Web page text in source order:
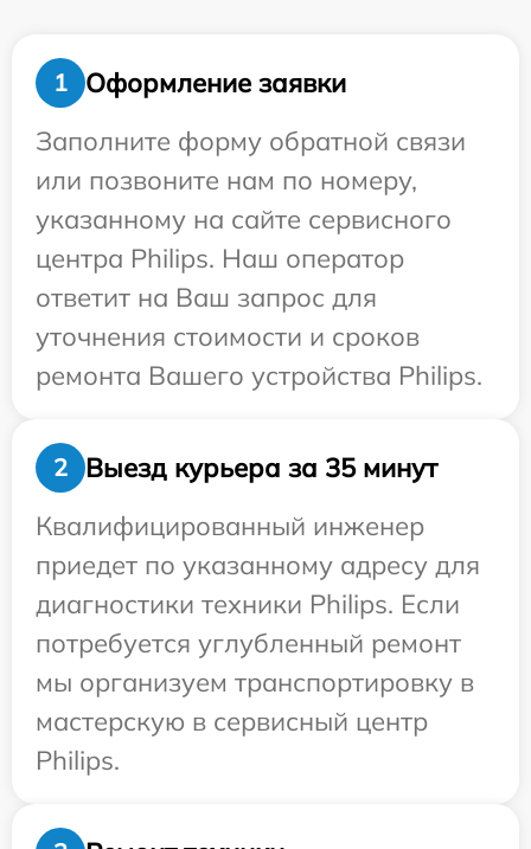
1
Оформление заявки
Заполните форму обратной связи
или позвоните нам по номеру,
указанному на сайте сервисного
центра Philips. Наш оператор
ответит на Ваш запрос для
уточнения стоимости и сроков
ремонта Вашего устройства Philips.
2
Выезд курьера за 35 минут
Квалифицированный инженер
приедет по указанному адресу для
диагностики техники Philips. Если
потребуется углубленный ремонт
мы организуем транспортировку в
мастерскую в сервисный центр
Philips.